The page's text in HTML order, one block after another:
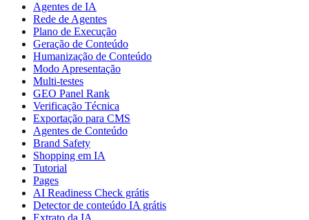
Agentes de IA
Rede de Agentes
Plano de Execução
Geração de Conteúdo
Humanização de Conteúdo
Modo Apresentação
Multi-testes
GEO Panel Rank
Verificação Técnica
Exportação para CMS
Agentes de Conteúdo
Brand Safety
Shopping em IA
Tutorial
Pages
AI Readiness Check grátis
Detector de conteúdo IA grátis